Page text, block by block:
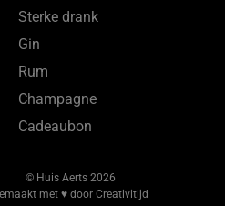
Sterke drank
Gin
Rum
Champagne
Cadeaubon
© Huis Aerts 2026
met ♥ door Creativitijd